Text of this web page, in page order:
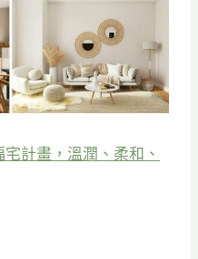
計畫，溫潤、柔和、